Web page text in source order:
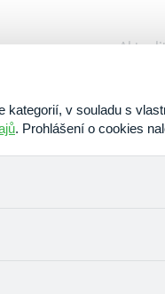
v souladu s
. Prohlášení o cookies
košíku, ovládání filtrů a
cookies nelze přiřadit